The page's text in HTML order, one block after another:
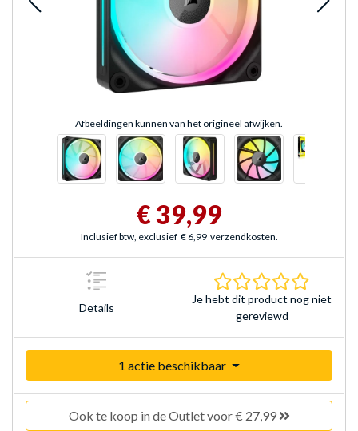
Afbeeldingen kunnen van het origineel afwijken.
€ 39,99
Inclusief btw, exclusief € 6,99 verzendkosten.
Details
Je hebt dit product nog niet
gereviewd
1 actie beschikbaar
Ook te koop in de Outlet voor € 27,99